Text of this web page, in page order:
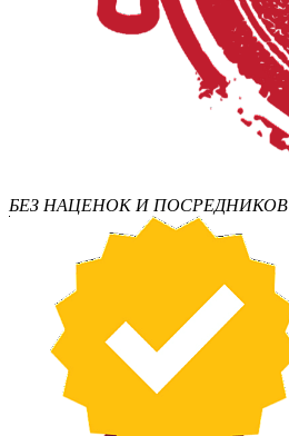
БЕЗ НАЦЕНОК И ПОСРЕДНИКОВ